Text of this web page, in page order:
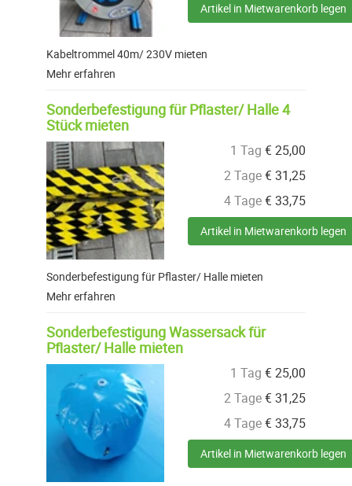
Artikel in Mietwarenkorb legen
Kabeltrommel 40m/ 230V mieten
Mehr erfahren
Sonderbefestigung für Pflaster/ Halle 4
Stück mieten
1 Tag €25,00
2 Tage€31,25
4 Tage€33,75
Artikel in Mietwarenkorb legen
Sonderbefestigung für Pflaster/ Halle mieten
Mehr erfahren
Sonderbefestigung Wassersack für
Pflaster/ Halle mieten
1 Tag €25,00
2 Tage€31,25
4 Tage€33,75
Artikel in Mietwarenkorb legen